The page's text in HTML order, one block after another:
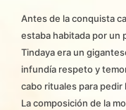
Antes de la conquista
estaba habitada por un
Tindaya era un
infundía respeto y
cabo rituales para
La composición de la